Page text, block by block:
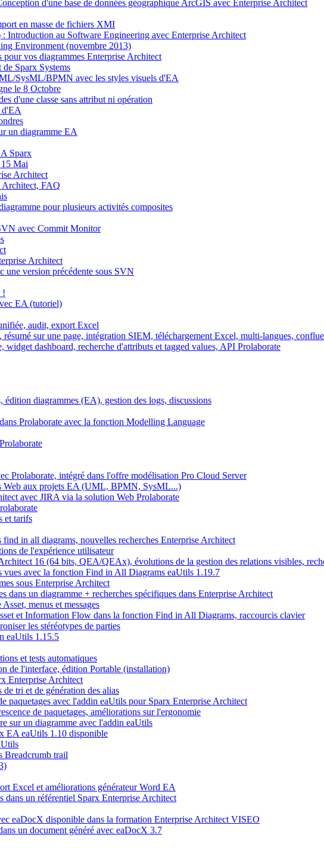
d'une base de données géographique ArcGIS avec Enterprise Architect
en masse de fichiers XMI
Introduction au Software Engineering avec Enterprise Architect
Environment (novembre 2013)
vos diagrammes Enterprise Architect
Sparx Systems
SysML/BPMN avec les styles visuels d'EA
le 8 Octobre
d'une classe sans attribut ni opération
d'EA
un diagramme EA
Sparx
Mai
Architect
Architect, FAQ
pour plusieurs activités composites
avec Commit Monitor
Architect
une version précédente sous SVN
!
EA (tutoriel)
audit, export Excel
sur une page, intégration SIEM, téléchargement Excel, multi-langues,
widget dashboard, recherche d'attributs et tagged values, API Prolaborate
édition diagrammes (EA), gestion des logs, discussions
Prolaborate avec la fonction Modelling Language
Prolaborate, intégré dans l'offre modélisation Pro Cloud Server
Web aux projets EA (UML, BPMN, SysML...)
avec JIRA via la solution Web Prolaborate
et tarifs
in all diagrams, nouvelles recherches Enterprise Architect
de l'expérience utilisateur
16 (64 bits, QEA/QEAx), évolutions de la gestion des relations visibles,
vues avec la fonction Find in All Diagrams eaUtils 1.19.7
sous Enterprise Architect
dans un diagramme + recherches spécifiques dans Enterprise Architect
menus et messages
et Information Flow dans la fonction Find in All Diagrams, raccourcis clavier
les stéréotypes de parties
eaUtils 1.15.5
et tests automatiques
de l'interface, édition Portable (installation)
Enterprise Architect
tri et de génération des alias
paquetages avec l'addin eaUtils pour Sparx Enterprise Architect
de paquetages, améliorations sur l'ergonomie
sur un diagramme avec l'addin eaUtils
EA eaUtils 1.10 disponible
Breadcrumb trail
Excel et améliorations générateur Word EA
dans un référentiel Sparx Enterprise Architect
eaDocX disponible dans la formation Enterprise Architect VISEO
un document généré avec eaDocX 3.7